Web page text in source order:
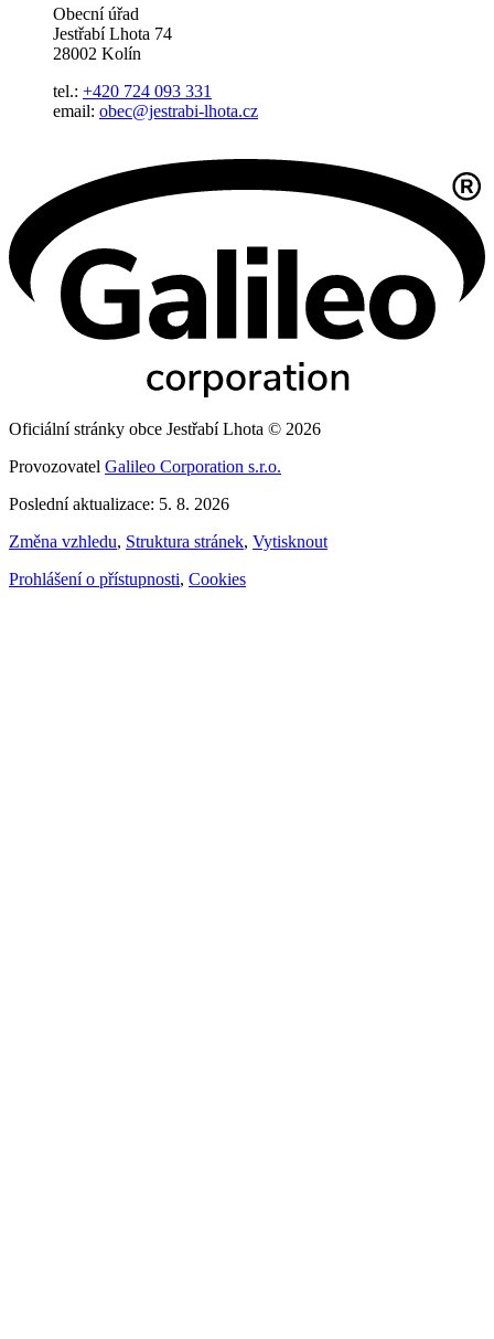
Obecní úřad
Jestřabí Lhota 74
28002 Kolín
tel.: +420 724 093 331
email: obec@jestrabi-lhota.cz
Oficiální stránky obce Jestřabí Lhota © 2026
Provozovatel Galileo Corporation s.r.o.
Poslední aktualizace: 5. 8. 2026
Změna vzhledu, Struktura stránek, Vytisknout
Prohlášení o přístupnosti, Cookies